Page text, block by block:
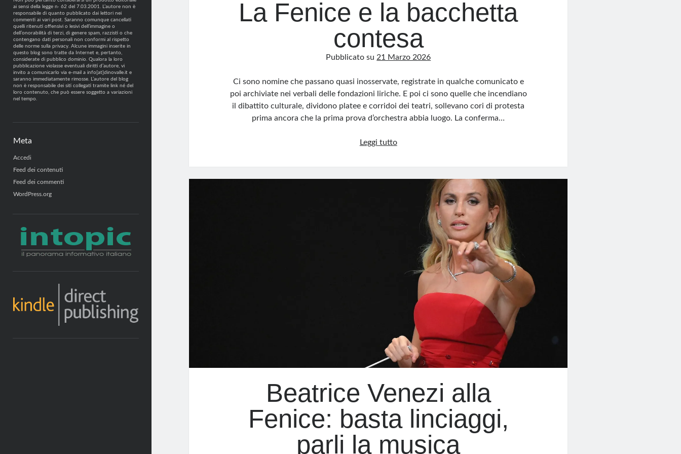
ai sensi della legge n· 62 del 7.03.2001. L’autore non è
responsabile di quanto pubblicato dai lettori nei
commenti ai vari post. Saranno comunque cancellati
quelli ritenuti offensivi o lesivi dell’immagine o
dell’onorabilità di terzi, di genere spam, razzisti o che
contengano dati personali non conformi al rispetto
delle norme sulla privacy. Alcune immagini inserite in
questo blog sono tratte da Internet e, pertanto,
considerate di pubblico dominio. Qualora la loro
pubblicazione violasse eventuali diritti d’autore, vi
invito a comunicarlo via e-mail a info[at]dinovalle.it e
saranno immediatamente rimosse. L’autore del blog
non è responsabile dei siti collegati tramite link né del
loro contenuto, che può essere soggetto a variazioni
nel tempo.
Meta
Accedi
Feed dei contenuti
Feed dei commenti
WordPress.org
La Fenice e la bacchetta
contesa
Pubblicato su 21 Marzo 2026
Ci sono nomine che passano quasi inosservate, registrate in qualche comunicato e
poi archiviate nei verbali delle fondazioni liriche. E poi ci sono quelle che incendiano
il dibattito culturale, dividono platee e corridoi dei teatri, sollevano cori di protesta
prima ancora che la prima prova d’orchestra abbia luogo. La conferma…
Leggi tuttoLa
la
bacchetta
Beatrice Venezi alla
Fenice: basta linciaggi,
parli la musica